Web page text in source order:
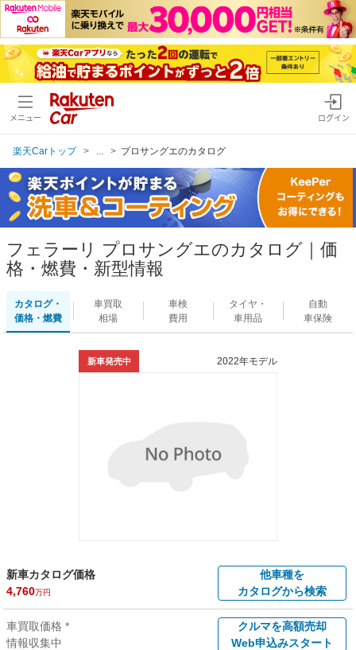
メニュー ログイン
楽天Carトップ プロサングエのカタログ
フェラーリ プロサングエのカタログ｜価
格・燃費・新型情報
カタログ・
価格・燃費
車買取
相場
車検
費用
タイヤ・
車用品
自動
車保険
新車発売中 2022年モデル
新車カタログ価格
4,760万円
他車種を
カタログから検索
車買取価格 *
情報収集中
クルマを高額売却
Web申込みスタート